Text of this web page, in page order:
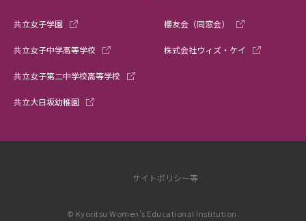
共立女子学園
共立女子中学高等学校
共立女子第二中学校高等学校
共立大日坂幼稚園
櫻友会（同窓会）
株式会社ウィズ・ケイ
© Kyoritsu Women’s Educational Institution.
サイトポリシー等